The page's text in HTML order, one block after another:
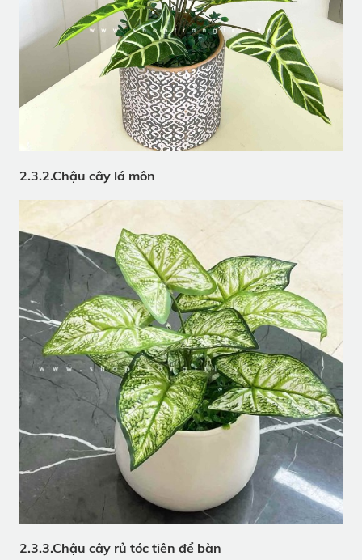
2.3.2.Chậu cây lá môn
2.3.3.Chậu cây rủ tóc tiên để bàn